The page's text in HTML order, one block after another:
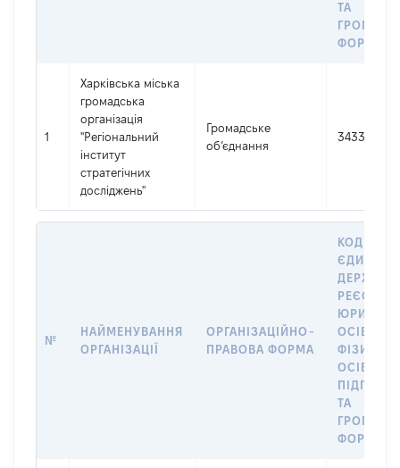
ТА
1
Харківська міська
громадська
організація
"Регіональний
інститут
стратегічних
досліджень"
Громадське
об’єднання
34330122
№
НАЙМЕНУВАННЯ
ОРГАНІЗАЦІЇ
ОРГАНІЗАЦІЙНО-
ПРАВОВА ФОРМА
КОД В
РЕЄСТРІ
ОСІБ,
ОСІБ –
ТА